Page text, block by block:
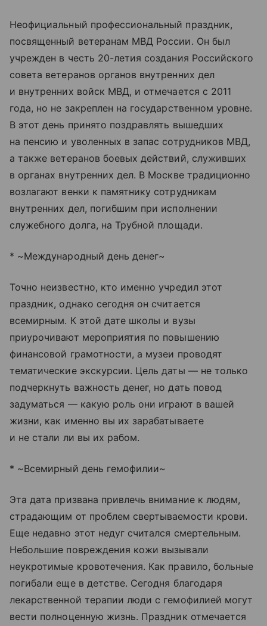
Неофициальный профессиональный праздник,
посвященный ветеранам МВД России. Он был
учрежден в честь 20-летия создания Российского
совета ветеранов органов внутренних дел
и внутренних войск МВД, и отмечается с 2011
года, но не закреплен на государственном уровне.
В этот день принято поздравлять вышедших
на пенсию и уволенных в запас сотрудников МВД,
а также ветеранов боевых действий, служивших
в органах внутренних дел. В Москве традиционно
возлагают венки к памятнику сотрудникам
внутренних дел, погибшим при исполнении
служебного долга, на Трубной площади.
* ~Международный день денег~
Точно неизвестно, кто именно учредил этот
праздник, однако сегодня он считается
всемирным. К этой дате школы и вузы
приурочивают мероприятия по повышению
финансовой грамотности, а музеи проводят
тематические экскурсии. Цель даты — не только
подчеркнуть важность денег, но дать повод
задуматься — какую роль они играют в вашей
жизни, как именно вы их зарабатываете
и не стали ли вы их рабом.
* ~Всемирный день гемофилии~
Эта дата призвана привлечь внимание к людям,
страдающим от проблем свертываемости крови.
Еще недавно этот недуг считался смертельным.
Небольшие повреждения кожи вызывали
неукротимые кровотечения. Как правило, больные
погибали еще в детстве. Сегодня благодаря
лекарственной терапии люди с гемофилией могут
вести полноценную жизнь. Праздник отмечается